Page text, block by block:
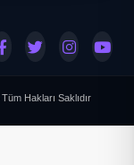
Tüm Hakları Saklıdır